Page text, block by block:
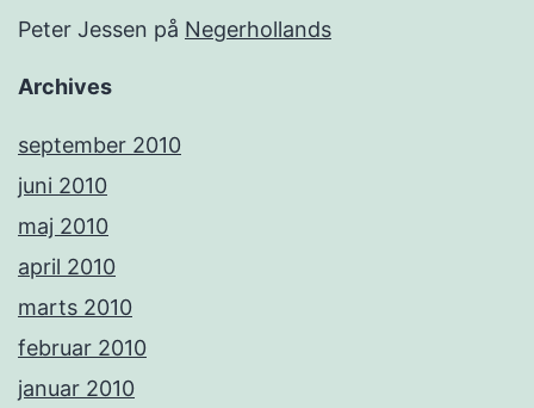
Peter Jessen på Negerhollands
Archives
september 2010
juni 2010
maj 2010
april 2010
marts 2010
februar 2010
januar 2010